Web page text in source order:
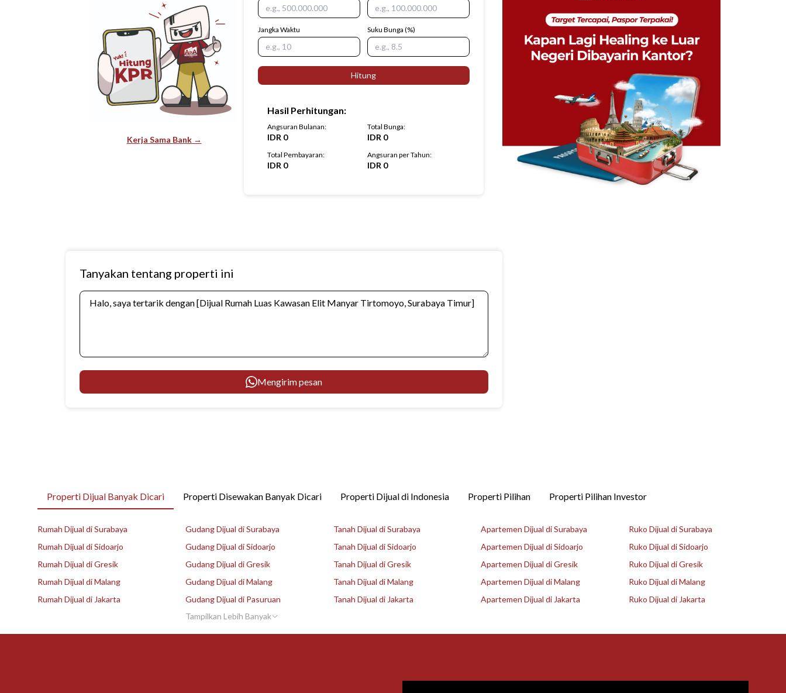
Tanyakan tentang properti ini
Mengirim pesan
Kerja Sama Bank →
Jangka Waktu Suku Bunga (%)
Hitung
Hasil Perhitungan:
Angsuran Bulanan:
IDR 0
Total Bunga:
IDR 0
Total Pembayaran:
IDR 0
Angsuran per Tahun:
IDR 0
Properti Dijual Banyak Dicari Properti Disewakan Banyak Dicari Properti Dijual di Indonesia Properti Pilihan Properti Pilihan Investor
Rumah Dijual di Surabaya
Rumah Dijual di Sidoarjo
Rumah Dijual di Gresik
Rumah Dijual di Malang
Rumah Dijual di Jakarta
Gudang Dijual di Surabaya
Gudang Dijual di Sidoarjo
Gudang Dijual di Gresik
Gudang Dijual di Malang
Gudang Dijual di Pasuruan
Tampilkan Lebih Banyak
Tanah Dijual di Surabaya
Tanah Dijual di Sidoarjo
Tanah Dijual di Gresik
Tanah Dijual di Malang
Tanah Dijual di Jakarta
Apartemen Dijual di Surabaya
Apartemen Dijual di Sidoarjo
Apartemen Dijual di Gresik
Apartemen Dijual di Malang
Apartemen Dijual di Jakarta
Ruko Dijual di Surabaya
Ruko Dijual di Sidoarjo
Ruko Dijual di Gresik
Ruko Dijual di Malang
Ruko Dijual di Jakarta